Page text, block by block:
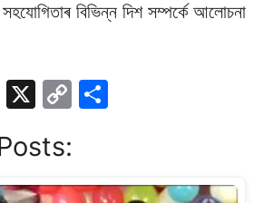
বিভিন্ন দিশ সম্পৰ্কে আলোচনা
T
e
gr
X
C
y e